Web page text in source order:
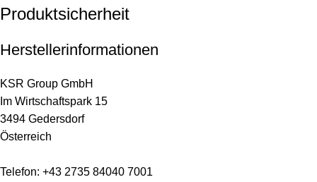
Produktsicherheit
Herstellerinformationen
KSR Group GmbH
Im Wirtschaftspark 15
3494 Gedersdorf
Österreich
Telefon: +43 2735 84040 7001